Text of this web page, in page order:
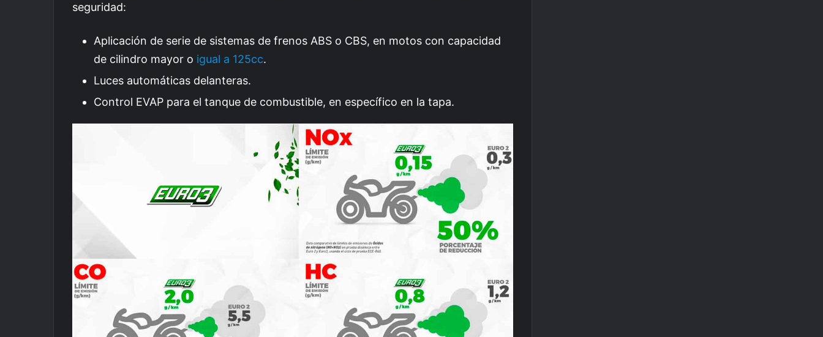
seguridad:
Aplicación de serie de sistemas de frenos ABS o CBS, en motos con capacidad
de cilindro mayor o igual a 125cc.
Luces automáticas delanteras.
Control EVAP para el tanque de combustible, en específico en la tapa.